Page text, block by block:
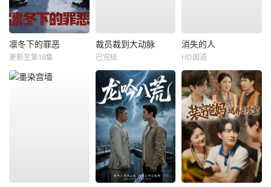
凛冬下的罪恶
更新至第16集
裁员裁到大动脉
已完结
消失的人
HD国语